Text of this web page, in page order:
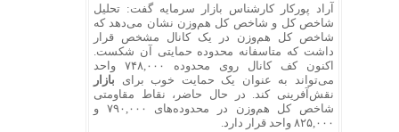
آراد پورکار کارشناس بازار سرمایه گفت: تحلیل
شاخص کل و شاخص کل هم‌وزن نشان می‌دهد که
شاخص کل هم‌وزن در یک کانال مشخص قرار
داشت که متاسفانه محدوده حمایتی آن شکست.
اکنون کف کانال روی محدوده ۷۴۸,۰۰۰ واحد
می‌تواند به عنوان یک حمایت خوب برای بازار
نقش‌آفرینی کند. در حال حاضر، نقاط مقاومتی
شاخص کل هم‌وزن در محدوده‌های ۷۹۰,۰۰۰ و
۸۲۵,۰۰۰ واحد قرار دارد.